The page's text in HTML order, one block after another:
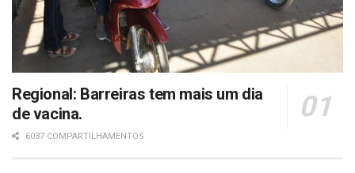
Regional: Barreiras tem mais um dia
de vacina.
6037 COMPARTILHAMENTOS